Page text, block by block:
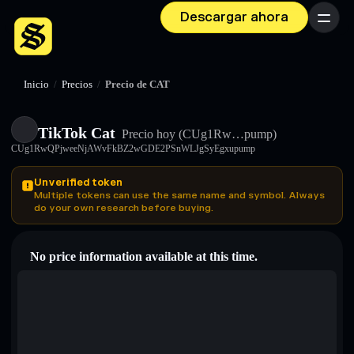
Descargar ahora Menú
Inicio / Precios / Precio de CAT
TikTok Cat Precio hoy (CUg1Rw…pump)
CUg1RwQPjweeNjAWvFkBZ2wGDE2PSnWLJgSyEgxupump
Unverified token
Multiple tokens can use the same name and symbol. Always
do your own research before buying.
No price information available at this time.